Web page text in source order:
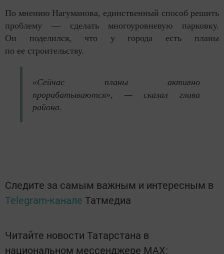
По мнению Нагуманова, единственный способ решить
проблему — сделать многоуровневую парковку.
Он поделился, что у города есть планы
по ее строительству.
«Сейчас планы активно
прорабатываются», — сказал глава
района.
Следите за самым важным и интересным в
Telegram-канале Татмедиа
Читайте новости Татарстана в
национальном мессенджере MАХ: